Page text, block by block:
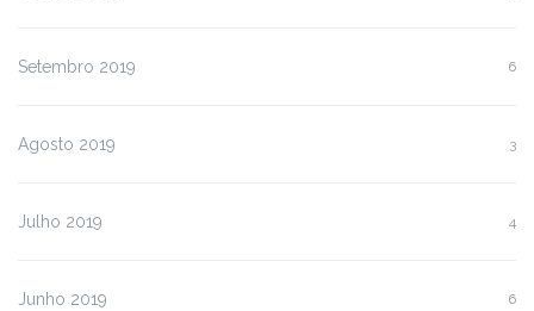
Setembro 2019 6
Agosto 2019 3
Julho 2019 4
Junho 2019 6